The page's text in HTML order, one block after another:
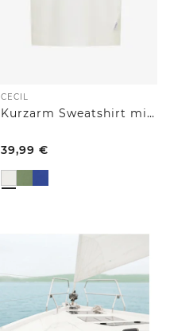
CECIL
Kurzarm Sweatshirt mit Embroidery
39,99 €